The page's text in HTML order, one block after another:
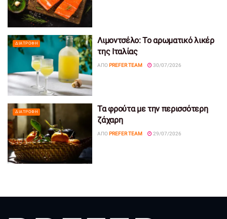
ΔΙΑΤΡΟΦΉ
Λιμοντσέλο: Το αρωματικό λικέρ
της Ιταλίας
ΑΠΌ PREFER TEAM 30/07/2026
ΔΙΑΤΡΟΦΉ
Τα φρούτα με την περισσότερη
ζάχαρη
ΑΠΌ PREFER TEAM 29/07/2026